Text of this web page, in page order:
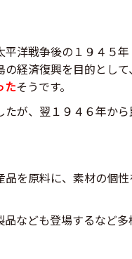
洋戦争後の１９４５
経済復興を目的として
たそうです。
が、翌１９４６年か
を原料に、素材の個
なども登場するなど